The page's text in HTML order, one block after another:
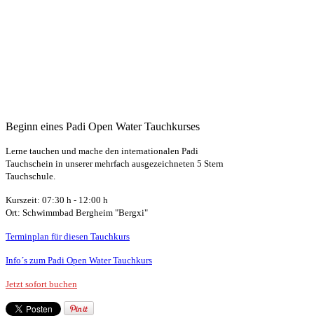
Beginn eines Padi Open Water Tauchkurses
Lerne tauchen und mache den internationalen Padi
Tauchschein in unserer mehrfach ausgezeichneten 5 Stern
Tauchschule.
Kurszeit: 07:30 h - 12:00 h
Ort: Schwimmbad Bergheim "Bergxi"
Terminplan für diesen Tauchkurs
Info´s zum Padi Open Water Tauchkurs
Jetzt sofort buchen